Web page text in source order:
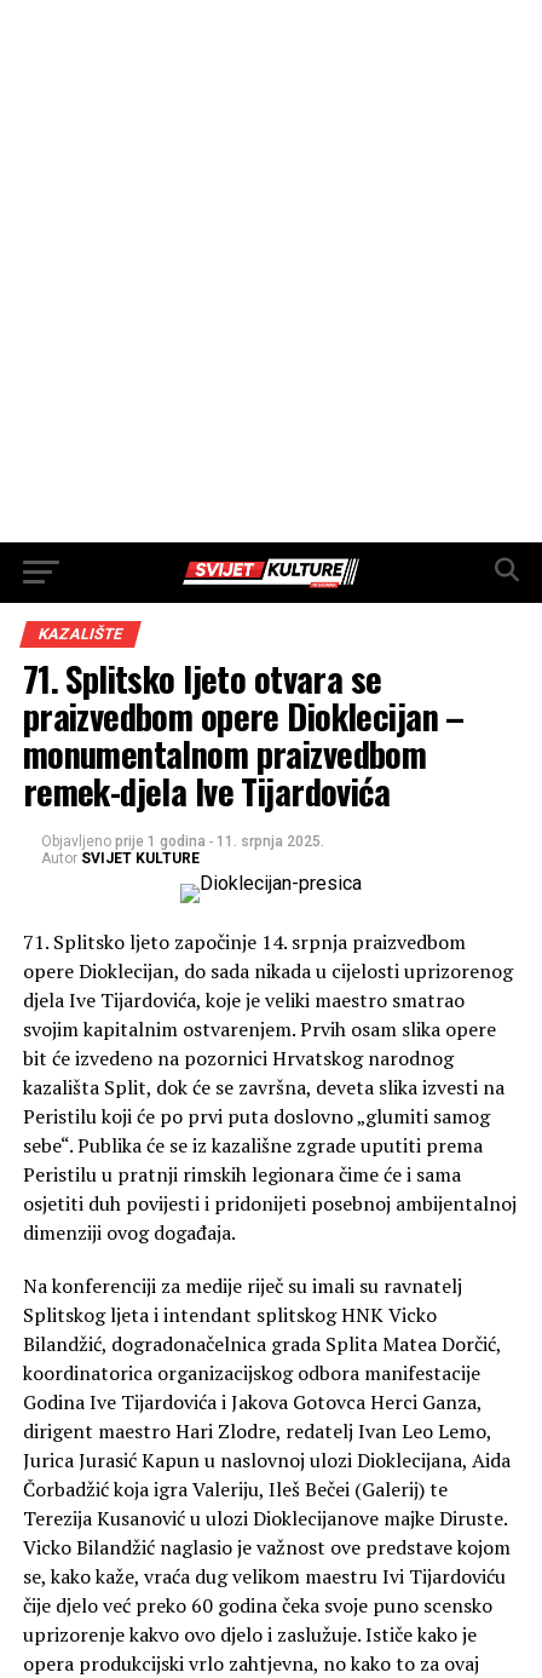
KAZALIŠTE
71. Splitsko ljeto otvara se
praizvedbom opere Dioklecijan –
monumentalnom praizvedbom
remek-djela Ive Tijardovića
Objavljeno prije 1 godina - 11. srpnja 2025.
Autor SVIJET KULTURE
71. Splitsko ljeto započinje 14. srpnja praizvedbom
opere Dioklecijan, do sada nikada u cijelosti uprizorenog
djela Ive Tijardovića, koje je veliki maestro smatrao
svojim kapitalnim ostvarenjem. Prvih osam slika opere
bit će izvedeno na pozornici Hrvatskog narodnog
kazališta Split, dok će se završna, deveta slika izvesti na
Peristilu koji će po prvi puta doslovno „glumiti samog
sebe“. Publika će se iz kazališne zgrade uputiti prema
Peristilu u pratnji rimskih legionara čime će i sama
osjetiti duh povijesti i pridonijeti posebnoj ambijentalnoj
dimenziji ovog događaja.
Na konferenciji za medije riječ su imali su ravnatelj
Splitskog ljeta i intendant splitskog HNK Vicko
Bilandžić, dogradonačelnica grada Splita Matea Dorčić,
koordinatorica organizacijskog odbora manifestacije
Godina Ive Tijardovića i Jakova Gotovca Herci Ganza,
dirigent maestro Hari Zlodre, redatelj Ivan Leo Lemo,
Jurica Jurasić Kapun u naslovnoj ulozi Dioklecijana, Aida
Čorbadžić koja igra Valeriju, Ileš Bečei (Galerij) te
Terezija Kusanović u ulozi Dioklecijanove majke Diruste.
Vicko Bilandžić naglasio je važnost ove predstave kojom
se, kako kaže, vraća dug velikom maestru Ivi Tijardoviću
čije djelo već preko 60 godina čeka svoje puno scensko
uprizorenje kakvo ovo djelo i zaslužuje. Ističe kako je
opera produkcijski vrlo zahtjevna, no kako to za ovaj